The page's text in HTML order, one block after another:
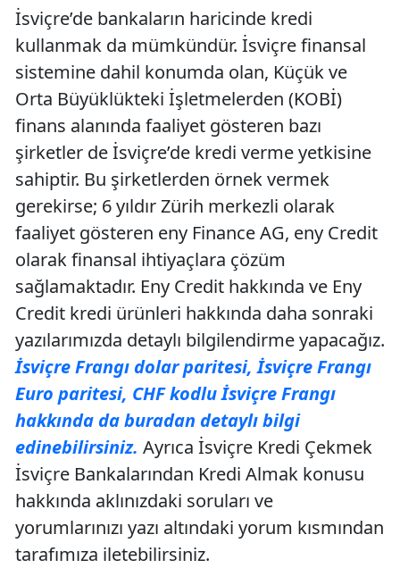
İsviçre’de bankaların haricinde kredi
kullanmak da mümkündür. İsviçre finansal
sistemine dahil konumda olan, Küçük ve
Orta Büyüklükteki İşletmelerden (KOBİ)
finans alanında faaliyet gösteren bazı
şirketler de İsviçre’de kredi verme yetkisine
sahiptir. Bu şirketlerden örnek vermek
gerekirse; 6 yıldır Zürih merkezli olarak
faaliyet gösteren eny Finance AG, eny Credit
olarak finansal ihtiyaçlara çözüm
sağlamaktadır. Eny Credit hakkında ve Eny
Credit kredi ürünleri hakkında daha sonraki
yazılarımızda detaylı bilgilendirme yapacağız.
İsviçre Frangı dolar paritesi, İsviçre Frangı
Euro paritesi, CHF kodlu İsviçre Frangı
hakkında da buradan detaylı bilgi
edinebilirsiniz. Ayrıca İsviçre Kredi Çekmek
İsviçre Bankalarından Kredi Almak konusu
hakkında aklınızdaki soruları ve
yorumlarınızı yazı altındaki yorum kısmından
tarafımıza iletebilirsiniz.